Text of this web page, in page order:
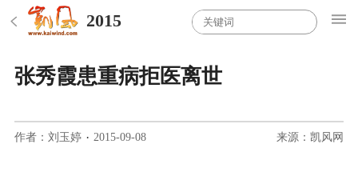
2015
张秀霞患重病拒医离世
作者：刘玉婷 · 2015-09-08 来源：凯风网